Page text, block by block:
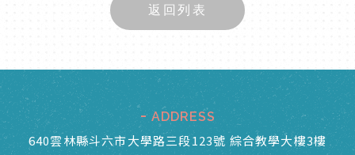
返回列表
ADDRESS
640雲林縣斗六市大學路三段123號 綜合教學大樓3樓